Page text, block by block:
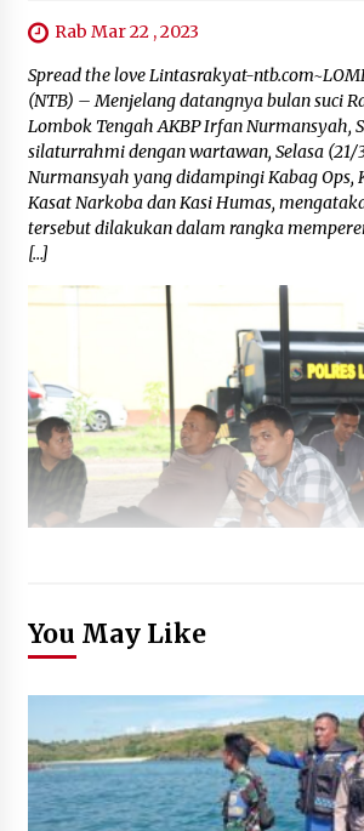
Rab Mar 22 , 2023
Spread the love Lintasrakyat-
(NTB) – Menjelang datangnya bulan suci
Lombok Tengah AKBP Irfan Nurmansyah,
silaturrahmi dengan wartawan, Selasa (21/
Nurmansyah yang didampingi Kabag Ops,
Kasat Narkoba dan Kasi Humas,
tersebut dilakukan dalam rangka
[…]
You May Like